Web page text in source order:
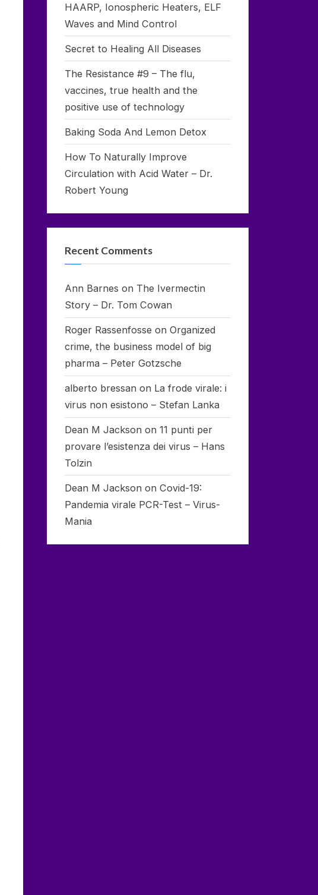
HAARP, Ionospheric Heaters, ELF
Waves and Mind Control
Secret to Healing All Diseases
The Resistance #9 – The flu,
vaccines, true health and the
positive use of technology
Baking Soda And Lemon Detox
How To Naturally Improve
Circulation with Acid Water – Dr.
Robert Young
Recent Comments
Ann Barnes on The Ivermectin
Story – Dr. Tom Cowan
Roger Rassenfosse on Organized
crime, the business model of big
pharma – Peter Gotzsche
alberto bressan on La frode virale: i
virus non esistono – Stefan Lanka
Dean M Jackson on 11 punti per
provare l’esistenza dei virus – Hans
Tolzin
Dean M Jackson on Covid-19:
Pandemia virale PCR-Test – Virus-
Mania